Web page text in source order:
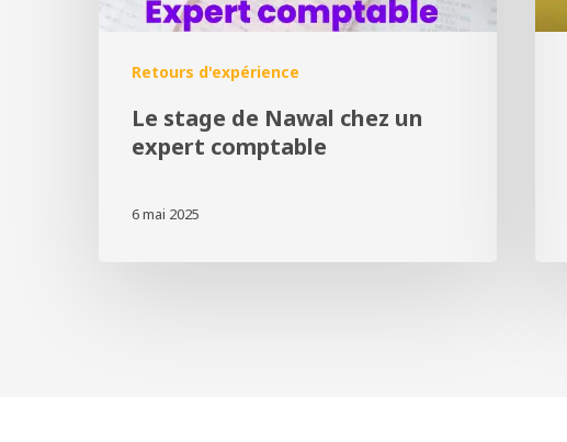
Retours d'expérience
Le stage de Nawal chez un
expert comptable
6 mai 2025